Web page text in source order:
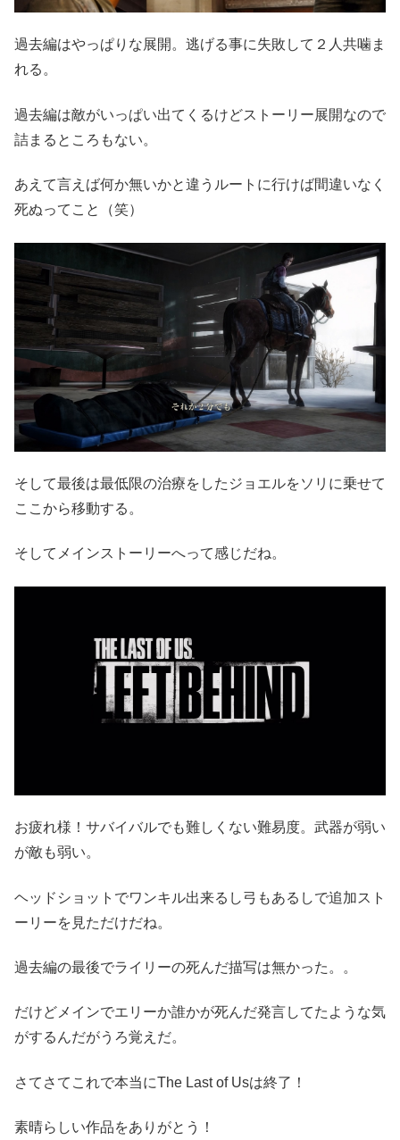
過去編はやっぱりな展開。逃げる事に失敗して２人共噛ま
れる。
過去編は敵がいっぱい出てくるけどストーリー展開なので
詰まるところもない。
あえて言えば何か無いかと違うルートに行けば間違いなく
死ぬってこと（笑）
そして最後は最低限の治療をしたジョエルをソリに乗せて
ここから移動する。
そしてメインストーリーへって感じだね。
お疲れ様！サバイバルでも難しくない難易度。武器が弱い
が敵も弱い。
ヘッドショットでワンキル出来るし弓もあるしで追加スト
ーリーを見ただけだね。
過去編の最後でライリーの死んだ描写は無かった。。
だけどメインでエリーか誰かが死んだ発言してたような気
がするんだがうろ覚えだ。
さてさてこれで本当にThe Last of Usは終了！
素晴らしい作品をありがとう！